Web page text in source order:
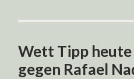
Wett Tipp heute
gegen Rafael